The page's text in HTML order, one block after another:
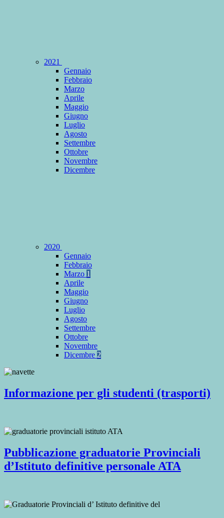
2021
Gennaio
Febbraio
Marzo
Aprile
Maggio
Giugno
Luglio
Agosto
Settembre
Ottobre
Novembre
Dicembre
2020
Gennaio
Febbraio
Marzo 1
Aprile
Maggio
Giugno
Luglio
Agosto
Settembre
Ottobre
Novembre
Dicembre 2
Informazione per gli studenti (trasporti)
Pubblicazione graduatorie Provinciali
d’Istituto definitive personale ATA